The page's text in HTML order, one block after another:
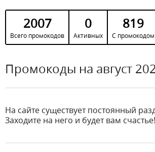
2007
Всего промокодов
0
Активных
819
С промокодом
Промокоды на август
На сайте существует постоянный
Заходите на него и будет вам счастье!